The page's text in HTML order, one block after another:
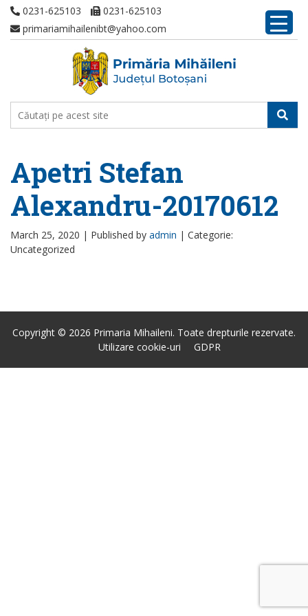
0231-625103
0231-625103
primariamihailenibt@yahoo.com
Apetri Stefan
Alexandru-20170612
March 25, 2020 | Published by admin | Categorie:
Uncategorized
Copyright © 2026 Primaria Mihaileni. Toate drepturile rezervate.
Utilizare cookie-uri
GDPR